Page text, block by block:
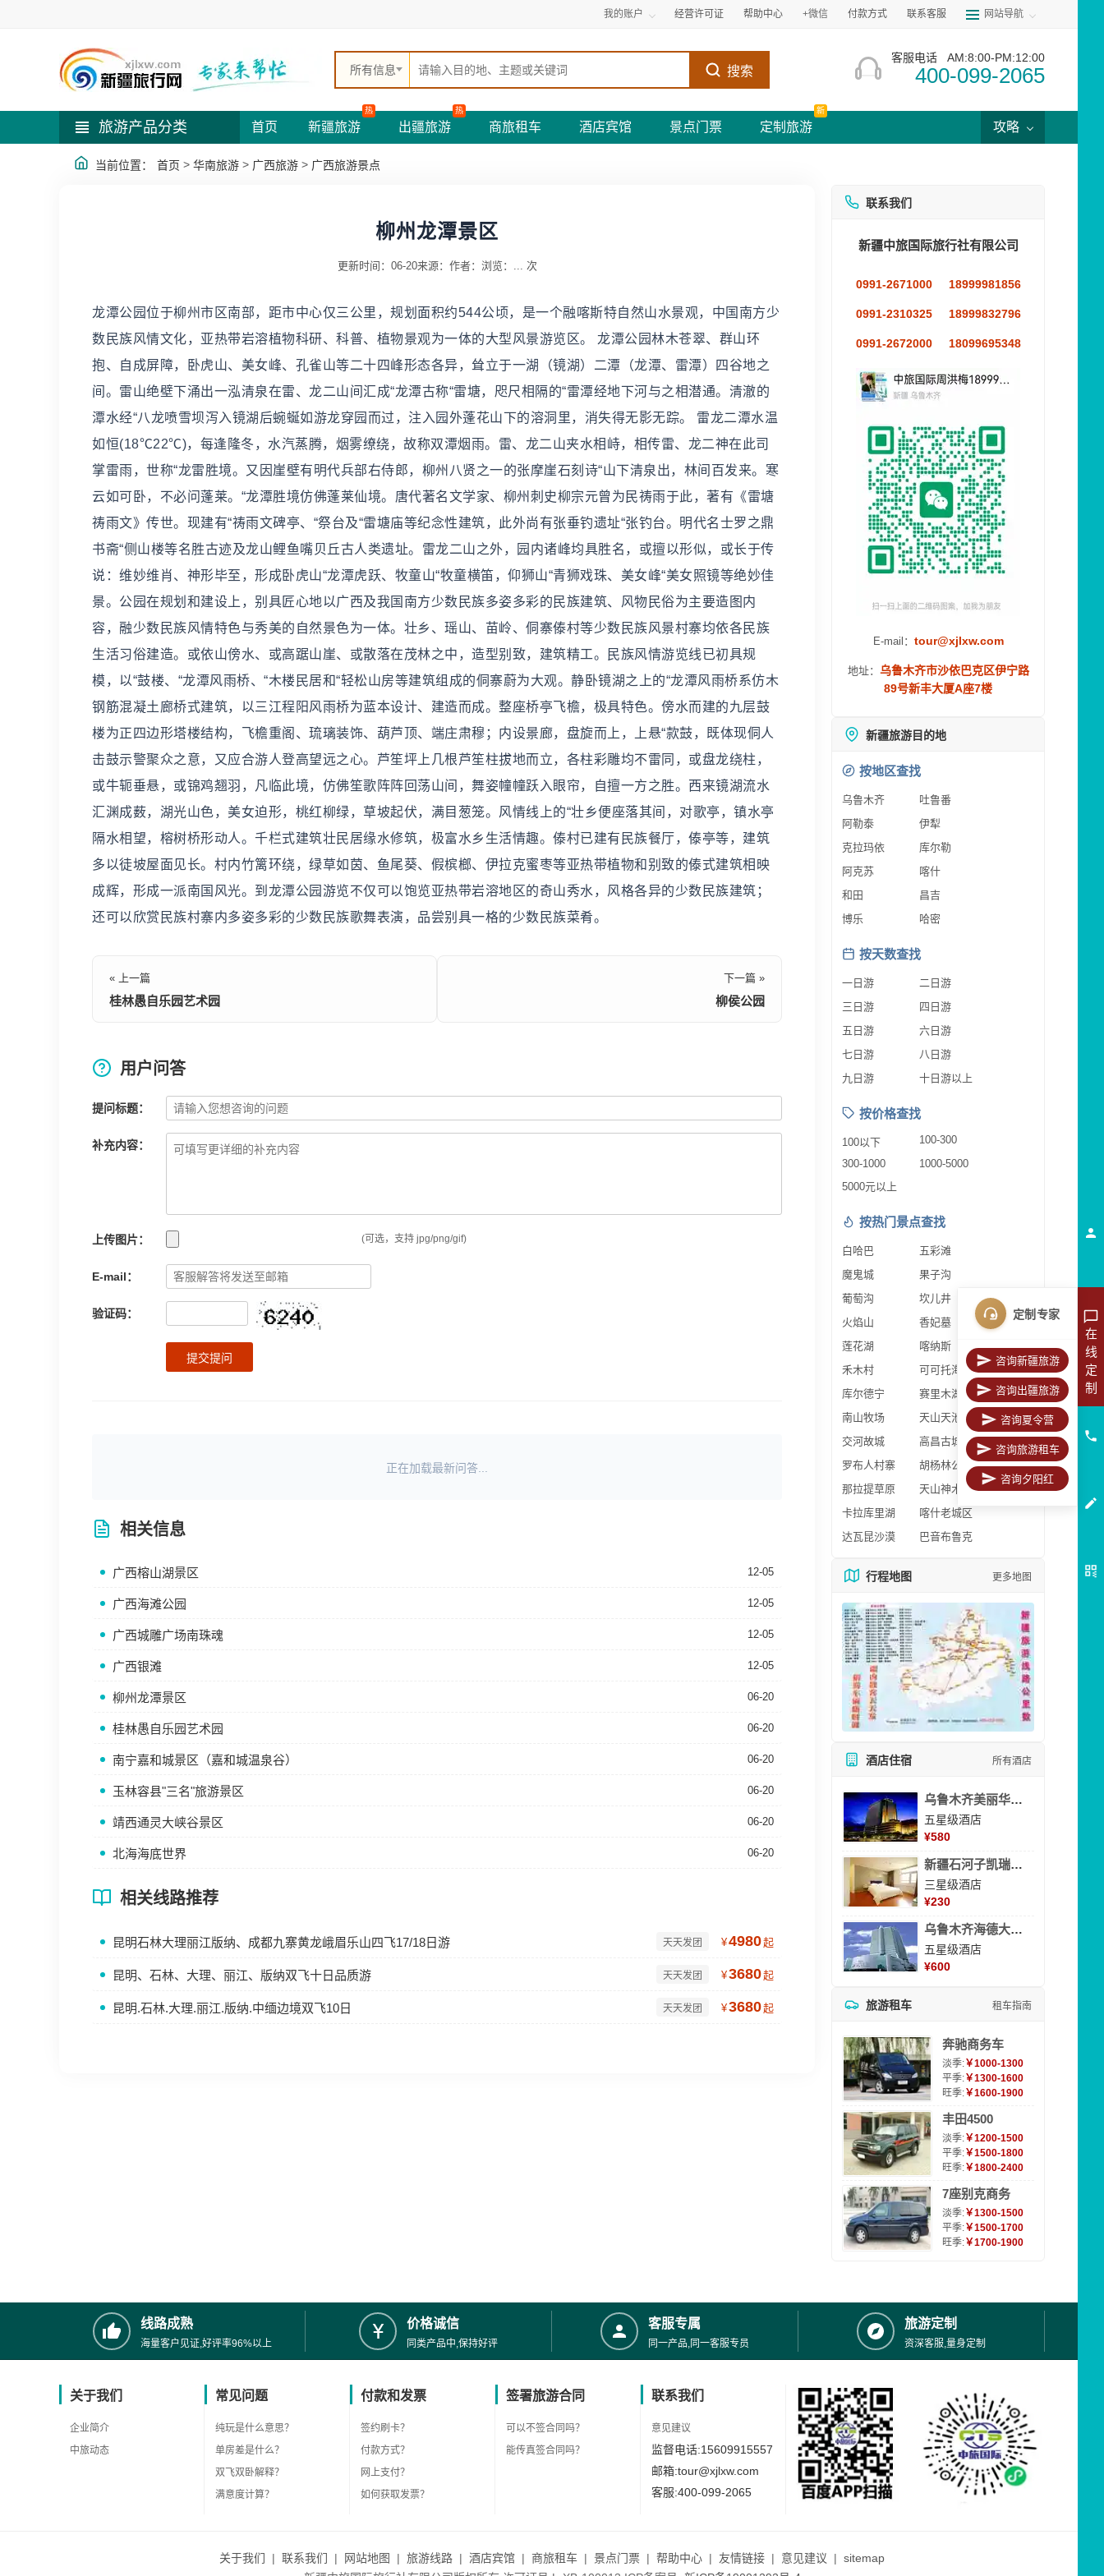
我的账户 经营许可证 帮助中心 +微信 付款方式 联系客服 网站导航
所有信息 搜索
客服电话 AM:8:00-PM:12:00
400-099-2065
旅游产品分类 首页 新疆旅游
热
出疆旅游
热
商旅租车 酒店宾馆 景点门票 定制旅游
新
攻略
当前位置： 首页 > 华南旅游 > 广西旅游 > 广西旅游景点
柳州龙潭景区
更新时间：06-20来源： 作者： 浏览： ... 次
龙潭公园位于柳州市区南部，距市中心仅三公里，规划面积约544公顷，是一个融喀斯特自然山水景观，中国南方少
数民族风情文化，亚热带岩溶植物科研、科普、植物景观为一体的大型风景游览区。 龙潭公园林木苍翠、群山环
抱、自成屏障，卧虎山、美女峰、孔雀山等二十四峰形态各异，耸立于一湖（镜湖）二潭（龙潭、雷潭）四谷地之
间。雷山绝壁下涌出一泓清泉在雷、龙二山间汇成“龙潭古称“雷塘，咫尺相隔的“雷潭经地下河与之相潜通。清澈的
潭水经“八龙喷雪坝泻入镜湖后蜿蜒如游龙穿园而过，注入园外蓬花山下的溶洞里，消失得无影无踪。 雷龙二潭水温
如恒(18℃22℃)，每逢隆冬，水汽蒸腾，烟雾缭绕，故称双潭烟雨。雷、龙二山夹水相峙，相传雷、龙二神在此司
掌雷雨，世称“龙雷胜境。又因崖壁有明代兵部右侍郎，柳州八贤之一的张摩崖石刻诗“山下清泉出，林间百发来。寒
云如可卧，不必问蓬莱。“龙潭胜境仿佛蓬莱仙境。唐代著名文学家、柳州刺史柳宗元曾为民祷雨于此，著有《雷塘
祷雨文》传世。现建有“祷雨文碑亭、“祭台及“雷塘庙等纪念性建筑，此外尚有张垂钓遗址“张钓台。明代名士罗之鼎
书斋“侧山楼等名胜古迹及龙山鲤鱼嘴贝丘古人类遗址。雷龙二山之外，园内诸峰均具胜名，或擅以形似，或长于传
说：维妙维肖、神形毕至，形成卧虎山“龙潭虎跃、牧童山“牧童横笛，仰狮山“青狮戏珠、美女峰“美女照镜等绝妙佳
景。公园在规划和建设上，别具匠心地以广西及我国南方少数民族多姿多彩的民族建筑、风物民俗为主要造图内
容，融少数民族风情特色与秀美的自然景色为一体。壮乡、瑶山、苗岭、侗寨傣村等少数民族风景村寨均依各民族
生活习俗建造。或依山傍水、或高踞山崖、或散落在茂林之中，造型别致，建筑精工。民族风情游览线已初具规
模，以“鼓楼、“龙潭风雨桥、“木楼民居和“轻松山房等建筑组成的侗寨蔚为大观。静卧镜湖之上的“龙潭风雨桥系仿木
钢筋混凝土廊桥式建筑，以三江程阳风雨桥为蓝本设计、建造而成。整座桥亭飞檐，极具特色。傍水而建的九层鼓
楼为正四边形塔楼结构，飞檐重阁、琉璃装饰、葫芦顶、端庄肃穆；内设景廊，盘旋而上，上悬“款鼓，既体现侗人
击鼓示警聚众之意，又应合游人登高望远之心。芦笙坪上几根芦笙柱拔地而立，各柱彩雕均不雷同，或盘龙绕柱，
或牛轭垂悬，或锦鸡翘羽，凡临此境，仿佛笙歌阵阵回荡山间，舞姿幢幢跃入眼帘，自擅一方之胜。西来镜湖流水
汇渊成薮，湖光山色，美女迫形，桃红柳绿，草坡起伏，满目葱笼。风情线上的“壮乡便座落其间，对歌亭，镇水亭
隔水相望，榕树桥形动人。千栏式建筑壮民居缘水修筑，极富水乡生活情趣。傣村已建有民族餐厅，傣亭等，建筑
多以徒坡屋面见长。村内竹篱环绕，绿草如茵、鱼尾葵、假槟榔、伊拉克蜜枣等亚热带植物和别致的傣式建筑相映
成辉，形成一派南国风光。到龙潭公园游览不仅可以饱览亚热带岩溶地区的奇山秀水，风格各异的少数民族建筑；
还可以欣赏民族村寨内多姿多彩的少数民族歌舞表演，品尝别具一格的少数民族菜肴。
« 上一篇
桂林愚自乐园艺术园
下一篇 »
柳侯公园
用户问答
提问标题：
补充内容：
上传图片： (可选，支持 jpg/png/gif)
E-mail：
验证码：
提交提问
正在加载最新问答...
相关信息
广西榕山湖景区 12-05
广西海滩公园 12-05
广西城雕广场南珠魂 12-05
广西银滩 12-05
柳州龙潭景区 06-20
桂林愚自乐园艺术园 06-20
南宁嘉和城景区（嘉和城温泉谷） 06-20
玉林容县"三名"旅游景区 06-20
靖西通灵大峡谷景区 06-20
北海海底世界 06-20
相关线路推荐
昆明石林大理丽江版纳、成都九寨黄龙峨眉乐山四飞17/18日游 天天发团 ¥4980起
昆明、石林、大理、丽江、版纳双飞十日品质游 天天发团 ¥3680起
昆明.石林.大理.丽江.版纳.中缅边境双飞10日 天天发团 ¥3680起
联系我们
新疆中旅国际旅行社有限公司
0991-2671000 18999981856
0991-2310325 18999832796
0991-2672000 18099695348
E-mail： tour@xjlxw.com
地址： 乌鲁木齐市沙依巴克区伊宁路
89号新丰大厦A座7楼
新疆旅游目的地
按地区查找
乌鲁木齐
吐鲁番
阿勒泰
伊犁
克拉玛依
库尔勒
阿克苏
喀什
和田
昌吉
博乐
哈密
按天数查找
一日游
二日游
三日游
四日游
五日游
六日游
七日游
八日游
九日游
十日游以上
按价格查找
100以下
100-300
300-1000
1000-5000
5000元以上
按热门景点查找
白哈巴
五彩滩
魔鬼城
果子沟
葡萄沟
坎儿井
火焰山
香妃墓
莲花湖
喀纳斯
禾木村
可可托海
库尔德宁
赛里木湖
南山牧场
天山天池
交河故城
高昌古城
罗布人村寨
胡杨林公园
那拉提草原
天山神木园
卡拉库里湖
喀什老城区
达瓦昆沙漠
巴音布鲁克
行程地图 更多地图
酒店住宿 所有酒店
乌鲁木齐美丽华大酒
五星级酒店
¥580
新疆石河子凯瑞酒店
三星级酒店
¥230
乌鲁木齐海德大酒店
五星级酒店
¥600
旅游租车 租车指南
奔驰商务车
淡季:￥1000-1300
平季:￥1300-1600
旺季:￥1600-1900
丰田4500
淡季:￥1200-1500
平季:￥1500-1800
旺季:￥1800-2400
7座别克商务
淡季:￥1300-1500
平季:￥1500-1700
旺季:￥1700-1900
线路成熟
海量客户见证,好评率96%以上
价格诚信
同类产品中,保持好评
客服专属
同一产品,同一客服专员
旅游定制
资深客服,量身定制
关于我们
企业简介
中旅动态
常见问题
纯玩是什么意思？
单房差是什么？
双飞双卧解释？
满意度计算？
付款和发票
签约刷卡？
付款方式？
网上支付？
如何获取发票？
签署旅游合同
可以不签合同吗？
能传真签合同吗？
联系我们
意见建议
监督电话:15609915557
邮箱:tour@xjlxw.com
客服:400-099-2065
关于我们 | 联系我们 | 网站地图 | 旅游线路 | 酒店宾馆 | 商旅租车 | 景点门票 | 帮助中心 | 友情链接 | 意见建议 | sitemap
在
线
定
制
定制专家
咨询新疆旅游
咨询出疆旅游
咨询夏令营
咨询旅游租车
咨询夕阳红